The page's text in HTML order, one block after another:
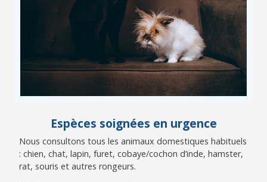
Espèces soignées en urgence
Nous consultons tous les animaux domestiques habituels
: chien, chat, lapin, furet, cobaye/cochon d’inde, hamster,
rat, souris et autres rongeurs.